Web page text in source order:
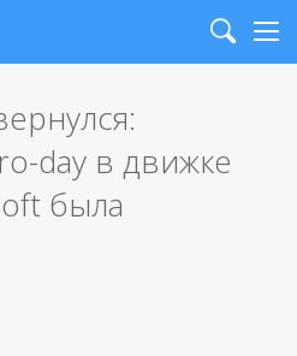
Search
day в движке
была